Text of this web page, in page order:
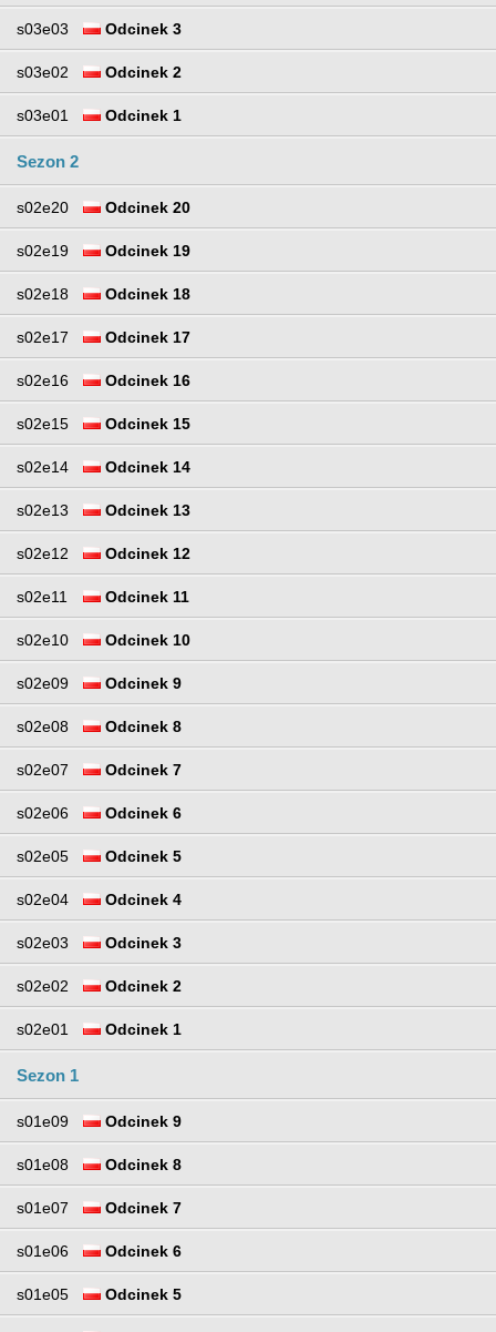
s03e03 Odcinek 3
s03e02 Odcinek 2
s03e01 Odcinek 1
Sezon 2
s02e20 Odcinek 20
s02e19 Odcinek 19
s02e18 Odcinek 18
s02e17 Odcinek 17
s02e16 Odcinek 16
s02e15 Odcinek 15
s02e14 Odcinek 14
s02e13 Odcinek 13
s02e12 Odcinek 12
s02e11 Odcinek 11
s02e10 Odcinek 10
s02e09 Odcinek 9
s02e08 Odcinek 8
s02e07 Odcinek 7
s02e06 Odcinek 6
s02e05 Odcinek 5
s02e04 Odcinek 4
s02e03 Odcinek 3
s02e02 Odcinek 2
s02e01 Odcinek 1
Sezon 1
s01e09 Odcinek 9
s01e08 Odcinek 8
s01e07 Odcinek 7
s01e06 Odcinek 6
s01e05 Odcinek 5